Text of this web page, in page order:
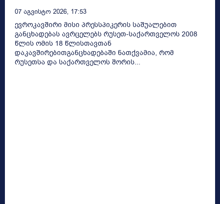
07 Აგვისტო 2026, 17:53
ევროკავშირი მისი პრესსპიკერის საშუალებით
განცხადებას ავრცელებს რუსეთ-საქართველოს 2008
წლის ომის 18 წლისთავთან
დაკავშირებითგანცხადებაში ნათქვამია, რომ
რუსეთსა და საქართველოს შორის...